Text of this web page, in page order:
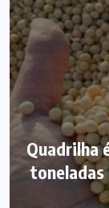
Quadrilha
toneladas